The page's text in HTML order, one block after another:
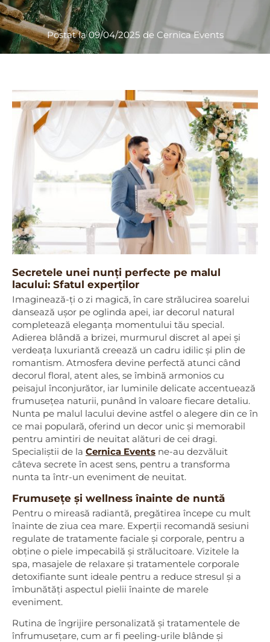
Postat la09/04/2025 de Cernica Events
Secretele unei nunți perfecte pe malul
lacului: Sfatul experților
Imaginează-ți o zi magică, în care strălucirea soarelui
dansează ușor pe oglinda apei, iar decorul natural
completează eleganța momentului tău special.
Adierea blândă a brizei, murmurul discret al apei și
verdeața luxuriantă creează un cadru idilic și plin de
romantism. Atmosfera devine perfectă atunci când
decorul floral, atent ales, se îmbină armonios cu
peisajul înconjurător, iar luminile delicate accentuează
frumusețea naturii, punând în valoare fiecare detaliu.
Nunta pe malul lacului devine astfel o alegere din ce în
ce mai populară, oferind un decor unic și memorabil
pentru amintiri de neuitat alături de cei dragi.
Specialiștii de la Cernica Events ne-au dezvăluit
câteva secrete în acest sens, pentru a transforma
nunta ta într-un eveniment de neuitat.
Frumusețe și wellness înainte de nuntă
Pentru o mireasă radiantă, pregătirea începe cu mult
înainte de ziua cea mare. Experții recomandă sesiuni
regulate de tratamente faciale și corporale, pentru a
obține o piele impecabilă și strălucitoare. Vizitele la
spa, masajele de relaxare și tratamentele corporale
detoxifiante sunt ideale pentru a reduce stresul și a
îmbunătăți aspectul pielii înainte de marele
eveniment.
Rutina de îngrijire personalizată și tratamentele de
înfrumusețare, cum ar fi peeling-urile blânde și